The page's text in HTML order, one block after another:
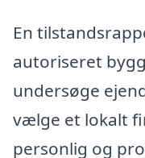
En
autoriseret
undersøge
vælge et lokalt
personlig og